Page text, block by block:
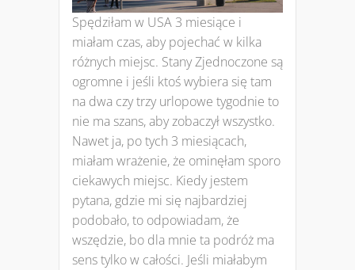
Spędziłam w USA 3 miesiące i
miałam czas, aby pojechać w kilka
różnych miejsc. Stany Zjednoczone są
ogromne i jeśli ktoś wybiera się tam
na dwa czy trzy urlopowe tygodnie to
nie ma szans, aby zobaczył wszystko.
Nawet ja, po tych 3 miesiącach,
miałam wrażenie, że ominęłam sporo
ciekawych miejsc. Kiedy jestem
pytana, gdzie mi się najbardziej
podobało, to odpowiadam, że
wszędzie, bo dla mnie ta podróż ma
sens tylko w całości. Jeśli miałabym